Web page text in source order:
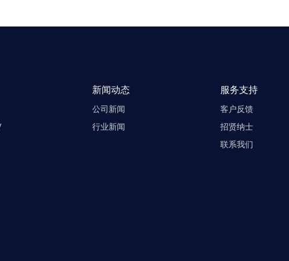
新闻动态
公司新闻
行业新闻
服务支持
客户反馈
招贤纳士
联系我们